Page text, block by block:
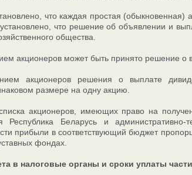
что каждая простая
что решение об объявлении и
общества.
акционеров может быть принято решение о
акционеров решения о выплате
размере на одну акцию.
акционеров, имеющих право на
Республика Беларусь и
прибыли в соответствующий бюджет
фондах.
в налоговые органы и сроки уплаты